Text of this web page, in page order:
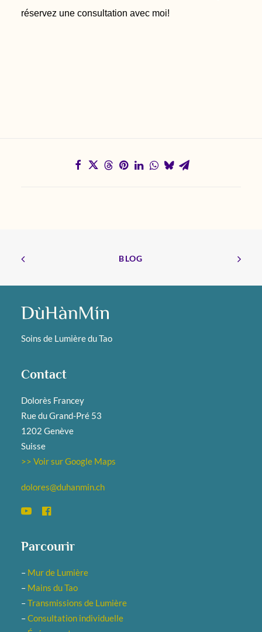
réservez une consultation avec moi!
BLOG
Soins de Lumière du Tao
Contact
Dolorès Francey
Rue du Grand-Pré 53
1202 Genève
Suisse
>> Voir sur Google Maps
dolores@duhanmin.ch
Parcourir
– Mur de Lumière
– Mains du Tao
–Transmissions de Lumière
–Consultation individuelle